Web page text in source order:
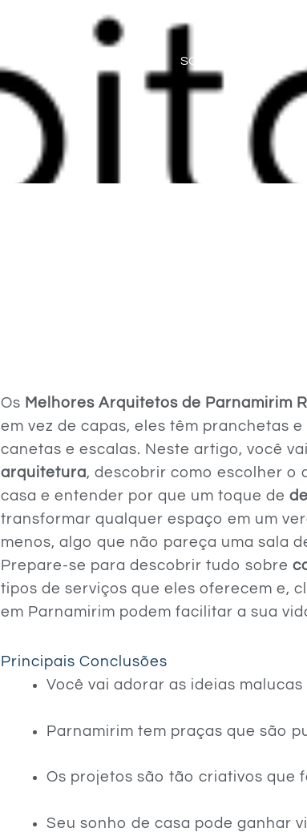
SOBRE
Os Melhores Arquitetos de Parnamirim
em vez de capas, eles têm pranchetas
canetas e escalas. Neste artigo, você
arquitetura, descobrir como escolher o
casa e entender por que um toque de
transformar qualquer espaço em um
menos, algo que não pareça uma sala
Prepare-se para descobrir tudo sobre
tipos de serviços que eles oferecem e,
em Parnamirim podem facilitar a sua
Principais Conclusões
Você vai adorar as ideias
Parnamirim tem praças que são
Os projetos são tão criativos que
Seu sonho de casa pode ganhar